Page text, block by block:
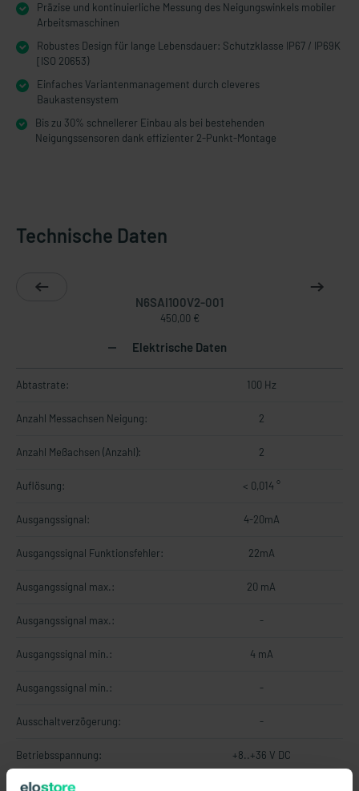
Präzise und kontinuierliche Messung des Neigungswinkels mobiler
Arbeitsmaschinen
Robustes Design für lange Lebensdauer: Schutzklasse IP67 / IP69K
[ISO 20653)
Einfaches Variantenmanagement durch cleveres
Baukastensystem
Bis zu 30% schnellerer Einbau als bei bestehenden
Neigungssensoren dank effizienter 2-Punkt-Montage
Technische Daten
N6SAI100V2-001
450,00 €
Elektrische Daten
Abtastrate: 100 Hz
Anzahl Messachsen Neigung: 2
Anzahl Meßachsen (Anzahl): 2
Auflösung: < 0,014 °
Ausgangssignal: 4-20mA
Ausgangssignal Funktionsfehler: 22mA
Ausgangssignal max.: 20 mA
Ausgangssignal max.: -
Ausgangssignal min.: 4 mA
Ausgangssignal min.: -
Ausschaltverzögerung: -
Betriebsspannung: +8..+36 V DC